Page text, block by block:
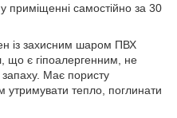
приміщенні самостійно за 30
із захисним шаром ПВХ
що є гіпоалергенним, не
запаху. Має пористу
утримувати тепло, поглинати